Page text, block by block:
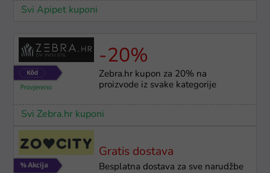
Svi Apipet kuponi
-20%
Zebra.hr kupon za 20% na
proizvode iz svake kategorije
Svi Zebra.hr kuponi
Gratis dostava
Besplatna dostava za sve narudžbe